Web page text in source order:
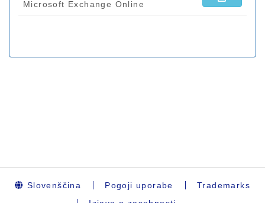
Slovenščina Pogoji uporabe
Trademarks